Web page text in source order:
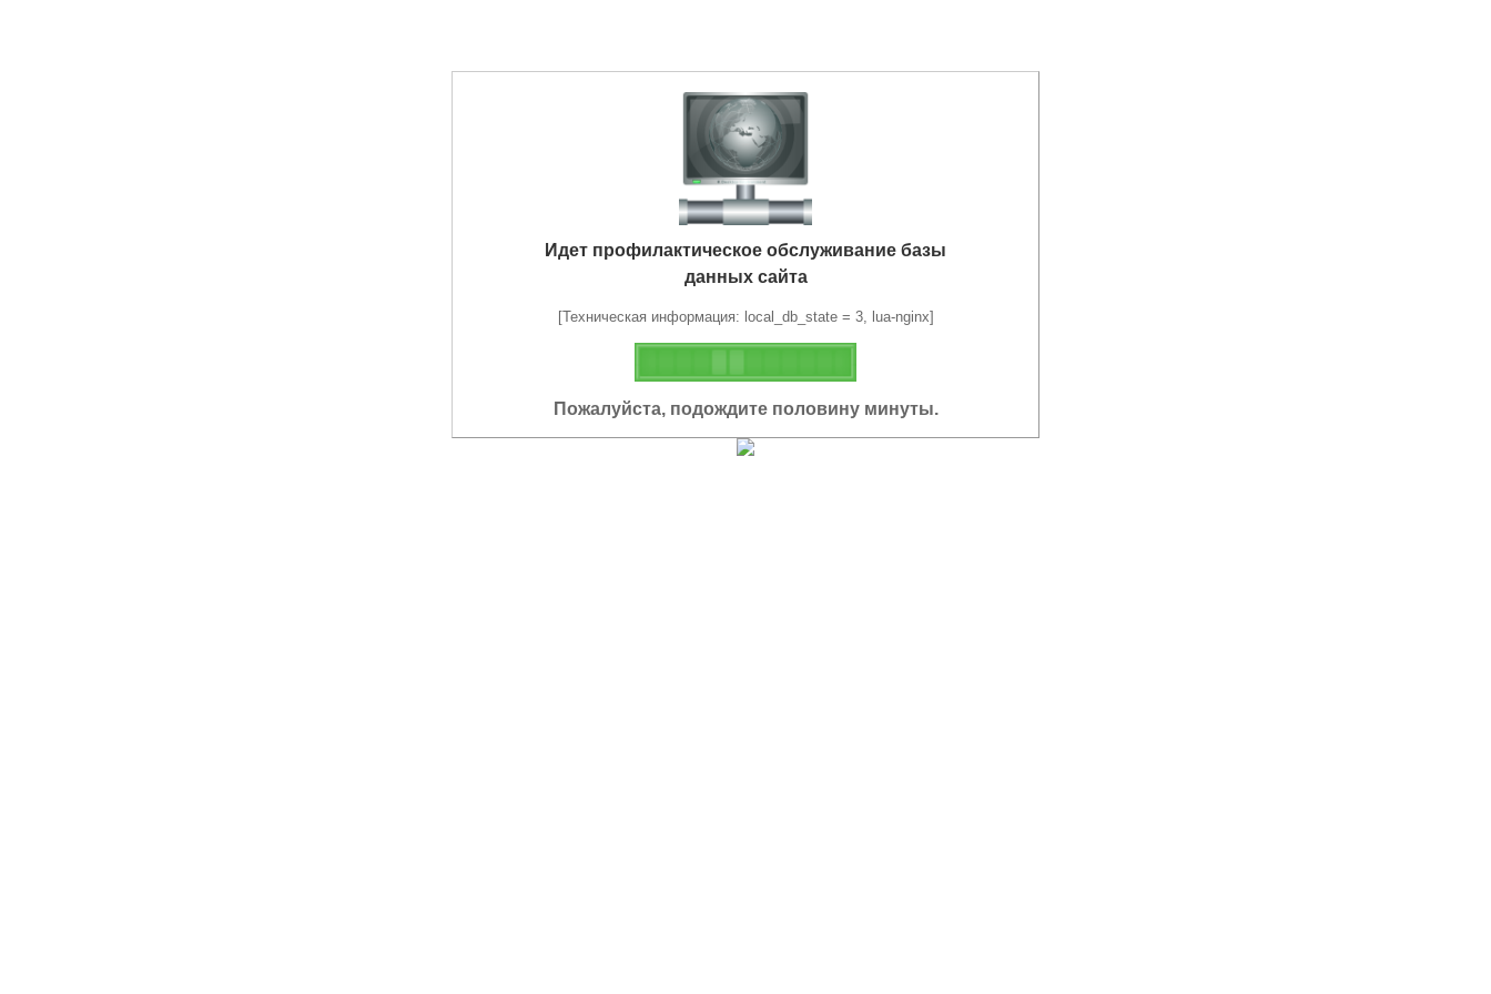
Идет профилактическое обслуживание базы
данных сайта
[Техническая информация: local_db_state = 3, lua-nginx]
Пожалуйста, подождите половину минуты.